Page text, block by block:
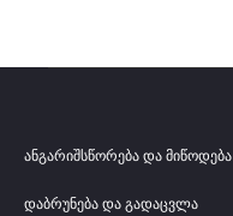
ანგარიშსწორება და მიწოდება
დაბრუნება და გადაცვლა